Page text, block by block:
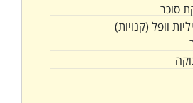
סוכר
וופל (קנויות)